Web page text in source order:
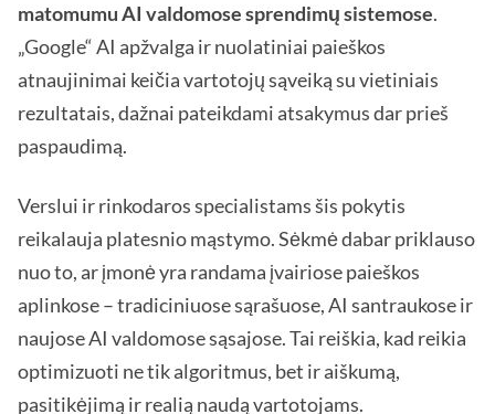
matomumu AI valdomose sprendimų sistemose.
„Google“ AI apžvalga ir nuolatiniai paieškos
atnaujinimai keičia vartotojų sąveiką su vietiniais
rezultatais, dažnai pateikdami atsakymus dar prieš
paspaudimą.
Verslui ir rinkodaros specialistams šis pokytis
reikalauja platesnio mąstymo. Sėkmė dabar priklauso
nuo to, ar įmonė yra randama įvairiose paieškos
aplinkose – tradiciniuose sąrašuose, AI santraukose ir
naujose AI valdomose sąsajose. Tai reiškia, kad reikia
optimizuoti ne tik algoritmus, bet ir aiškumą,
pasitikėjimą ir realią naudą vartotojams.